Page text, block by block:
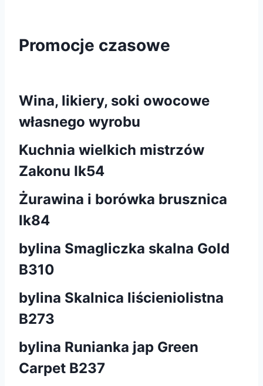
Promocje czasowe
Wina, likiery, soki owocowe
własnego wyrobu
Kuchnia wielkich mistrzów
Zakonu Ik54
Żurawina i borówka brusznica
lk84
bylina Smagliczka skalna Gold
B310
bylina Skalnica liścieniolistna
B273
bylina Runianka jap Green
Carpet B237